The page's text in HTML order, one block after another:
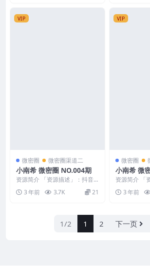
VIP
微密圈 微密圈渠道二
小南希 微密圈 NO.004期
资源简介 「资源描述」：抖音
小南希 微密圈 NO.004期 【12P
3V】 「...
3 年前 3.7K 21
VIP
微密圈
小南希 微
资源简介 「
小南希 微密
5V】 「...
3 年前
1/2 1 2 下一页